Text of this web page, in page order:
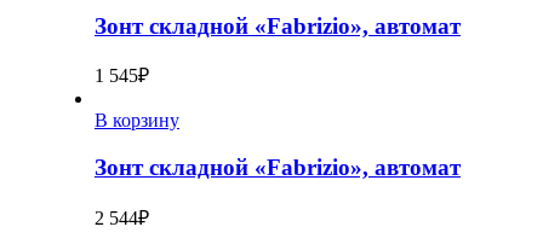
Зонт складной «Fabrizio», автомат
1 545₽
В корзину
Зонт складной «Fabrizio», автомат
2 544₽